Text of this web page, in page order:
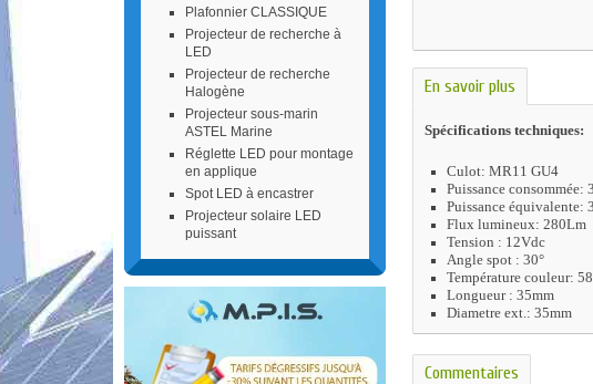
Plafonnier CLASSIQUE
Projecteur de recherche à
LED
Projecteur de recherche
Halogène
Projecteur sous-marin
ASTEL Marine
Réglette LED pour montage
en applique
Spot LED à encastrer
Projecteur solaire LED
puissant
En savoir plus
Spécifications techniques:
Culot: MR11 GU4
Puissance consommée:
Puissance équivalente:
Flux lumineux: 280Lm
Tension : 12Vdc
Angle spot : 30°
Température couleur:
Longueur : 35mm
Diametre ext.: 35mm
Commentaires